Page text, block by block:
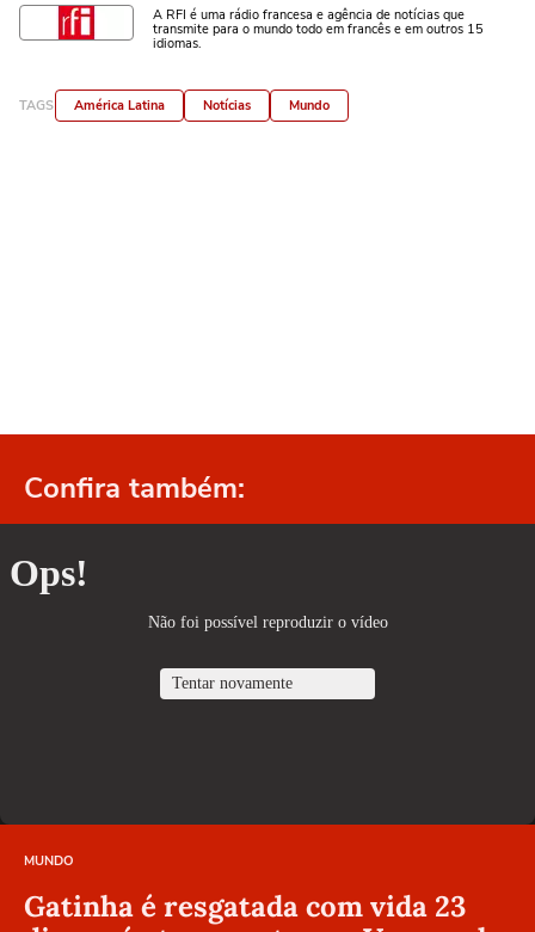
A RFI é uma rádio francesa e agência de notícias que
transmite para o mundo todo em francês e em outros 15
idiomas.
TAGS América Latina Notícias Mundo
Confira também:
MUNDO
Gatinha é resgatada com vida 23